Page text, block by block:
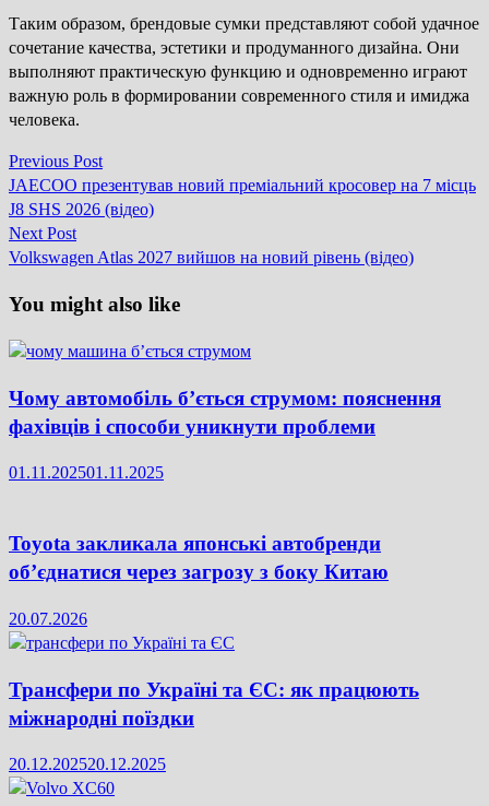
Таким образом, брендовые сумки представляют собой удачное
сочетание качества, эстетики и продуманного дизайна. Они
выполняют практическую функцию и одновременно играют
важную роль в формировании современного стиля и имиджа
человека.
Навігація
записів
Previous PostPrevious
post:
JAECOO презентував новий преміальний кросовер на 7 місць
J8 SHS 2026 (відео)
Next PostNext
post:
Volkswagen Atlas 2027 вийшов на новий рівень (відео)
You might also like
Чому автомобіль б’ється струмом: пояснення
фахівців і способи уникнути проблеми
01.11.202501.11.2025
Toyota закликала японські автобренди
об’єднатися через загрозу з боку Китаю
20.07.2026
Трансфери по Україні та ЄС: як працюють
міжнародні поїздки
20.12.202520.12.2025